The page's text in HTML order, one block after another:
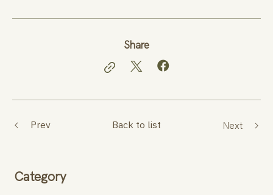
Share
Prev Back to list Next
Category